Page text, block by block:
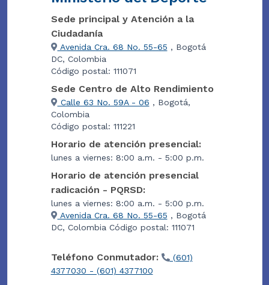
Sede principal y Atención a la
Ciudadanía
Avenida Cra. 68 No. 55-65 , Bogotá
DC, Colombia
Código postal: 111071
Sede Centro de Alto Rendimiento
Calle 63 No. 59A - 06 , Bogotá,
Colombia
Código postal: 111221
Horario de atención presencial:
lunes a viernes: 8:00 a.m. - 5:00 p.m.
Horario de atención presencial
radicación - PQRSD:
lunes a viernes: 8:00 a.m. - 5:00 p.m.
Avenida Cra. 68 No. 55-65 , Bogotá
DC, Colombia Código postal: 111071
Teléfono Conmutador:
(601)
4377030 - (601) 4377100